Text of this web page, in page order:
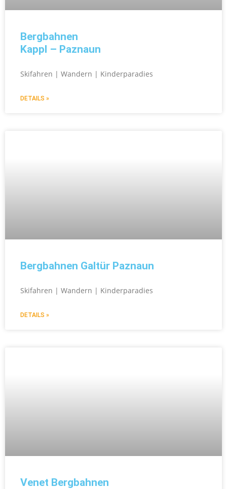
Bergbahnen
Kappl – Paznaun
Skifahren | Wandern | Kinderparadies
DETAILS »
Bergbahnen Galtür Paznaun
Skifahren | Wandern | Kinderparadies
DETAILS »
Venet Bergbahnen